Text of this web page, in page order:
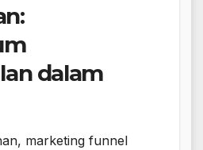
dalam
marketing funnel